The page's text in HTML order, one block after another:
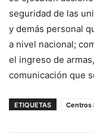
seguridad de las
y demás personal
a nivel nacional;
el ingreso de
comunicación que
ETIQUETAS Centros